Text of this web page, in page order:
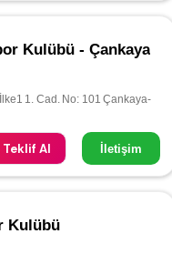
Kulübü - Çankaya
1. Cad. No: 101 Çankaya-
Al İletişim
Kulübü